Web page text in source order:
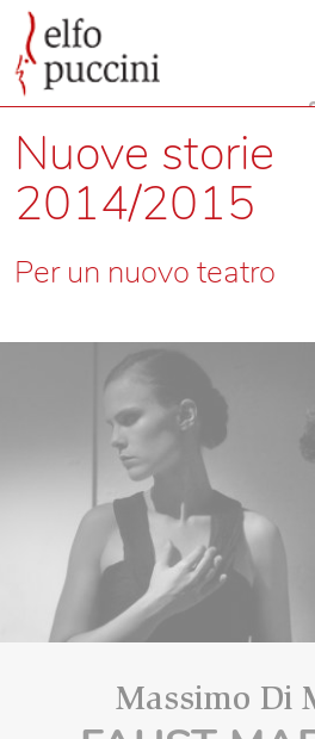
Nuove storie
2014/2015
Per un nuovo teatro
Massimo Di